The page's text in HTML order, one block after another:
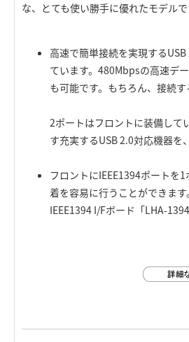
な、とても使い勝手に優れたモデルで
高速で簡単接続を実現する
ています。480Mbpsの高速デ
も可能です。もちろん、接続
2ポートはフロントに装備して
す充実するUSB 2.0対応機器を
フロントにIEEE1394ポートを
着を容易に行うことができま
IEEE1394 I/Fボード「LHA-